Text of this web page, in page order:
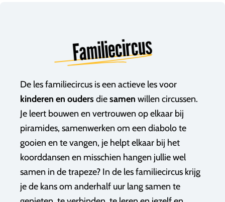
Familiecircus
De les familiecircus is een actieve les voor
kinderen en ouders diesamen willen circussen.
Je leert bouwen en vertrouwen op elkaar bij
piramides, samenwerken om een diabolo te
gooien en te vangen, je helpt elkaar bij het
koorddansen en misschien hangen jullie wel
samen in de trapeze? In de les familiecircus krijg
je de kans om anderhalf uur lang samen te